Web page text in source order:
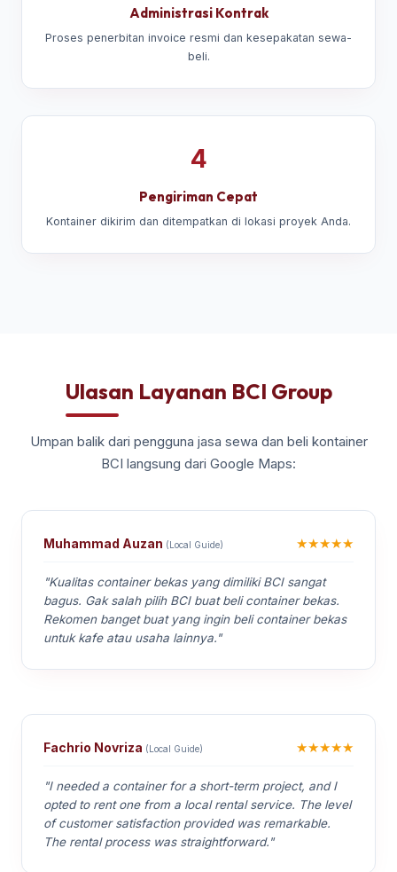
Administrasi Kontrak
Proses penerbitan invoice resmi dan kesepakatan sewa-
beli.
4
Pengiriman Cepat
Kontainer dikirim dan ditempatkan di lokasi proyek Anda.
Ulasan Layanan BCI Group
Umpan balik dari pengguna jasa sewa dan beli kontainer
BCI langsung dari Google Maps:
Muhammad Auzan (Local Guide) ★★★★★
"Kualitas container bekas yang dimiliki BCI sangat
bagus. Gak salah pilih BCI buat beli container bekas.
Rekomen banget buat yang ingin beli container bekas
untuk kafe atau usaha lainnya."
Fachrio Novriza (Local Guide) ★★★★★
"I needed a container for a short-term project, and I
opted to rent one from a local rental service. The level
of customer satisfaction provided was remarkable.
The rental process was straightforward."